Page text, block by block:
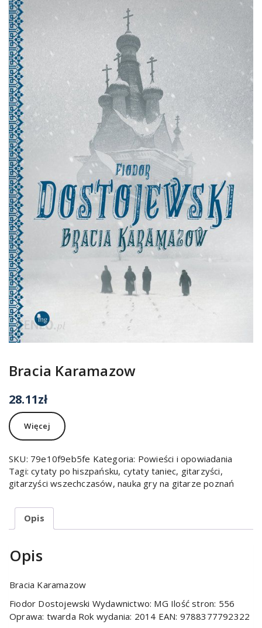
Bracia Karamazow
28.11zł
Więcej
SKU: 79e10f9eb5fe Kategoria: Powieści i opowiadania
Tagi:cytaty po hiszpańsku, cytaty taniec, gitarzyści,
gitarzyści wszechczasów,nauka gry na gitarze poznań
Opis
Opis
Bracia Karamazow
Fiodor Dostojewski Wydawnictwo: MG Ilość stron: 556
Oprawa: twarda Rok wydania: 2014 EAN: 9788377792322